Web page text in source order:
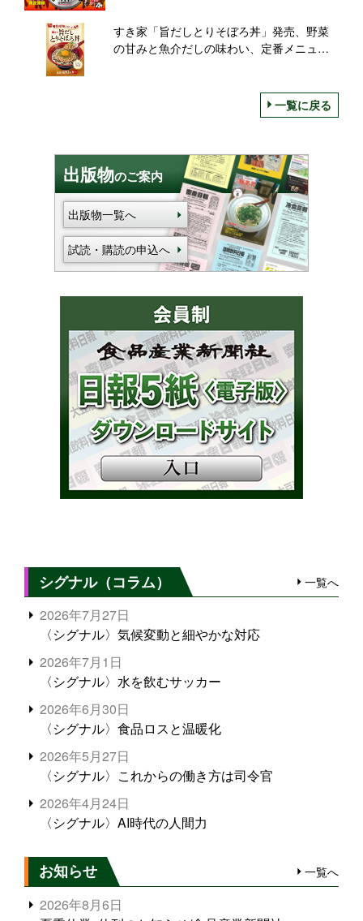
すき家「旨だしとりそぼろ丼」発売、野菜
の甘みと魚介だしの味わい、定番メニュー
一覧に戻る
出版物のご案内
出版物一覧へ
試読・購読の申込へ
シグナル（コラム） 一覧へ
2026年7月27日
〈シグナル〉気候変動と細やかな対応
2026年7月1日
〈シグナル〉水を飲むサッカー
2026年6月30日
〈シグナル〉食品ロスと温暖化
2026年5月27日
〈シグナル〉これからの働き方は司令官
2026年4月24日
〈シグナル〉AI時代の人間力
お知らせ 一覧へ
2026年8月6日